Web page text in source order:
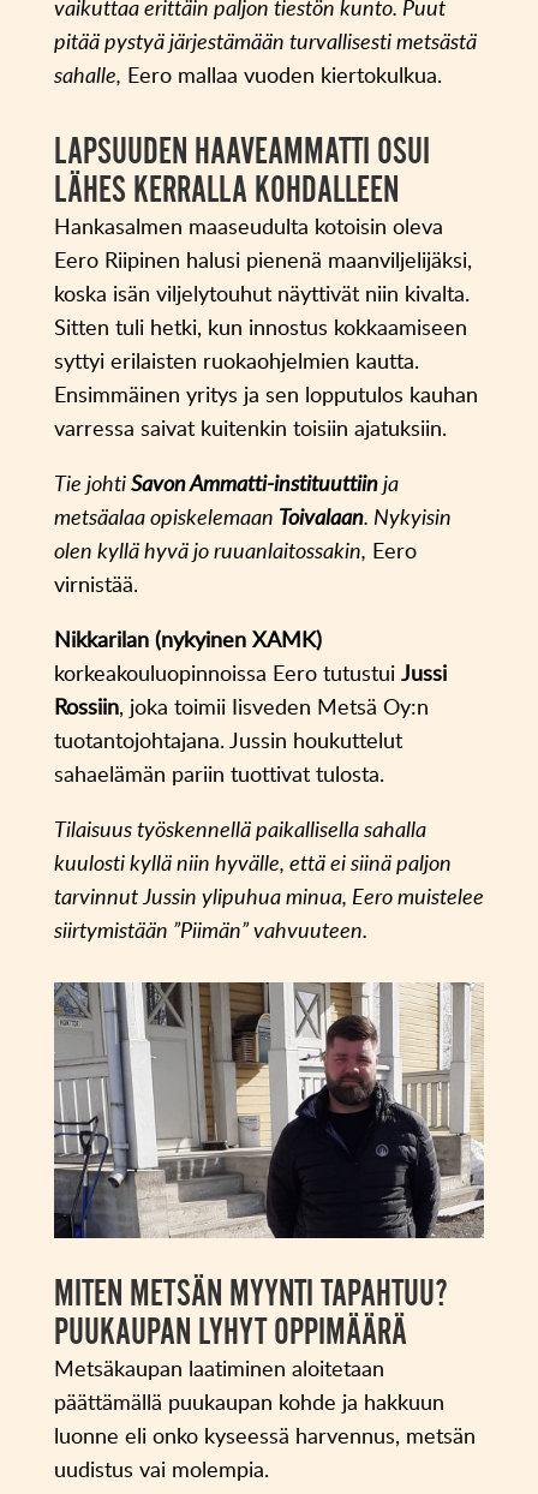
vaikuttaa erittäin paljon tiestön kunto. Puut
pitää pystyä järjestämään turvallisesti metsästä
sahalle, Eero mallaa vuoden kiertokulkua.
LAPSUUDEN HAAVEAMMATTI OSUI
LÄHES KERRALLA KOHDALLEEN
Hankasalmen maaseudulta kotoisin oleva
Eero Riipinen halusi pienenä maanviljelijäksi,
koska isän viljelytouhut näyttivät niin kivalta.
Sitten tuli hetki, kun innostus kokkaamiseen
syttyi erilaisten ruokaohjelmien kautta.
Ensimmäinen yritys ja sen lopputulos kauhan
varressa saivat kuitenkin toisiin ajatuksiin.
Tie johtiSavon Ammatti-instituuttiinja
metsäalaa opiskelemaan Toivalaan. Nykyisin
olen kyllä hyvä jo ruuanlaitossakin, Eero
virnistää.
Nikkarilan (nykyinen XAMK)
korkeakouluopinnoissa Eero tutustui Jussi
Rossiin, joka toimii Iisveden Metsä Oy:n
tuotantojohtajana. Jussin houkuttelut
sahaelämän pariin tuottivat tulosta.
Tilaisuus työskennellä paikallisella sahalla
kuulosti kyllä niin hyvälle, että ei siinä paljon
tarvinnut Jussin ylipuhua minua, Eero muistelee
siirtymistään ”Piimän” vahvuuteen.
MITEN METSÄN MYYNTI TAPAHTUU?
PUUKAUPAN LYHYT OPPIMÄÄRÄ
Metsäkaupan laatiminen aloitetaan
päättämällä puukaupan kohde ja hakkuun
luonne eli onko kyseessä harvennus, metsän
uudistus vai molempia.